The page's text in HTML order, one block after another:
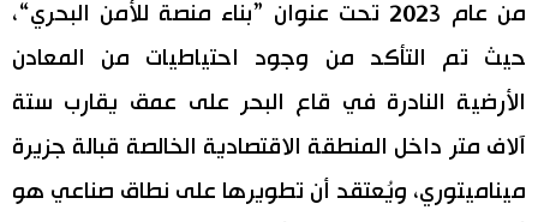
من عام 2023 تحت عنوان ”بناء منصة للأمن البحري“،
حيث تم التأكد من وجود احتياطيات من المعادن
الأرضية النادرة في قاع البحر على عمق يقارب ستة
آلاف متر داخل المنطقة الاقتصادية الخالصة قبالة جزيرة
ميناميتوري، ويُعتقد أن تطويرها على نطاق صناعي هو